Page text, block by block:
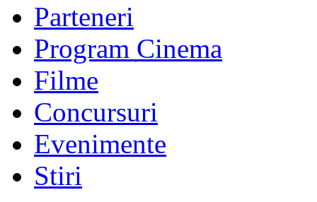
Parteneri
Program Cinema
Filme
Concursuri
Evenimente
Stiri